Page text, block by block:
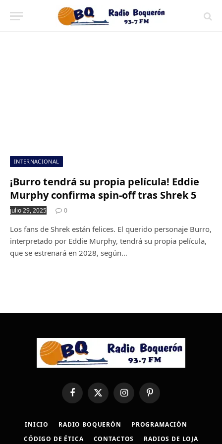
INTERNACIONAL
¡Burro tendrá su propia película! Eddie
Murphy confirma spin-off tras Shrek 5
julio 29, 2025 0
Los fans de Shrek están felices. El querido personaje Burro,
interpretado por Eddie Murphy, tendrá su propia película,
que se estrenará en 2028, según…
FacebookX
(Twitter)
InstagramPinterest
INICIO RADIO BOQUERÓN
PROGRAMACIÓN
CÓDIGO DE ÉTICA
CONTACTOS RADIOS DE LOJA